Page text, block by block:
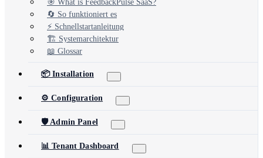
🎯 What is FeedbackPulse SaaS?
🔄 So funktioniert es
⚡ Schnellstartanleitung
🏗️ Systemarchitektur
📖 Glossar
📦 Installation
⚙️ Configuration
🛡️ Admin Panel
📊 Tenant Dashboard